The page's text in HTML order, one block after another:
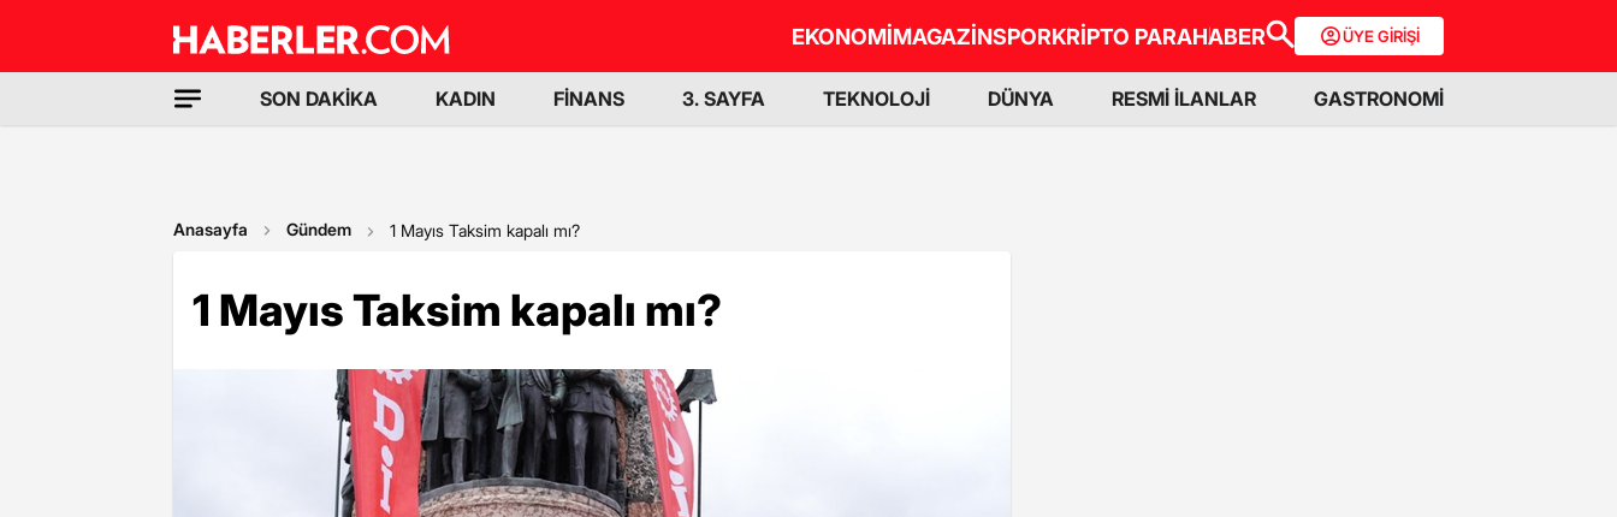
EKONOMİMAGAZİNSPORKRİPTO PARAHABER ÜYE GİRİŞİ
SON DAKİKA KADIN FİNANS 3. SAYFA TEKNOLOJİ DÜNYA RESMİ İLANLAR GASTRONOMİ
Anasayfa Gündem 1 Mayıs Taksim kapalı mı?
1 Mayıs Taksim kapalı mı?